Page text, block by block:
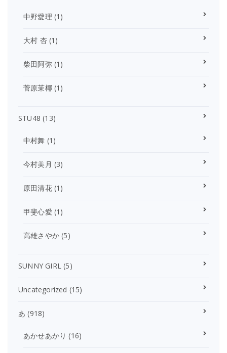
中野愛理 (1)
大村 杏(1)
柴田阿弥(1)
菅原茉椰(1)
STU48 (13)
中村舞 (1)
今村美月 (3)
原田清花(1)
甲斐心愛 (1)
高雄さやか (5)
SUNNY GIRL (5)
Uncategorized (15)
あ (918)
あかせあかり (16)